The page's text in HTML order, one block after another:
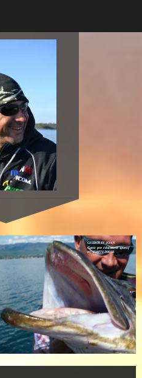
GUIDOLIN JOAN
Carte pro éducateur sportif
n°: 03807ED0038